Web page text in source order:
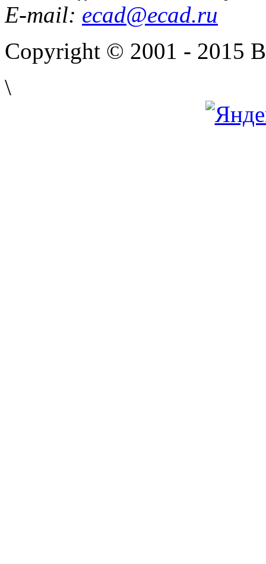
E-mail: ecad@ecad.ru
Copyright © 2001 - 2015
\